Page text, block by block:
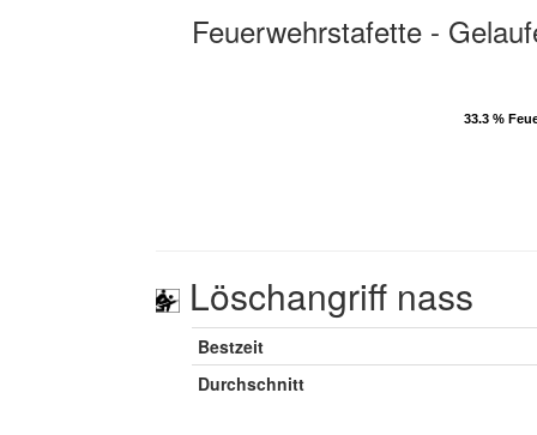
Feuerwehrstafette -
33.3 %
33.3 %
Löschangriff nass
Bestzeit
Durchschnitt